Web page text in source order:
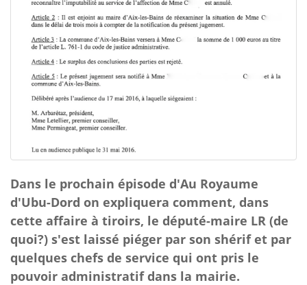
Dans le prochain épisode d'Au Royaume
d'Ubu-Dord on expliquera comment, dans
cette affaire à tiroirs, le député-maire LR (de
quoi?) s'est laissé piéger par son shérif et par
quelques chefs de service qui ont pris le
pouvoir administratif dans la mairie.